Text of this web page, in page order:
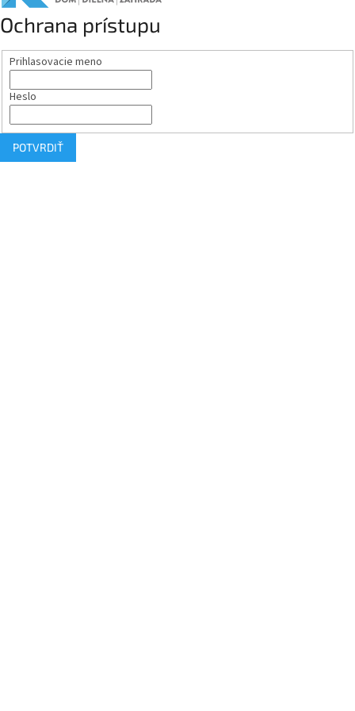
Ochrana prístupu
Prihlasovacie meno
Heslo
POTVRDIŤ